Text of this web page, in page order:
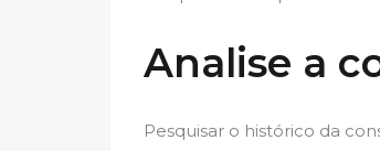
Analise a
Pesquisar o histórico da